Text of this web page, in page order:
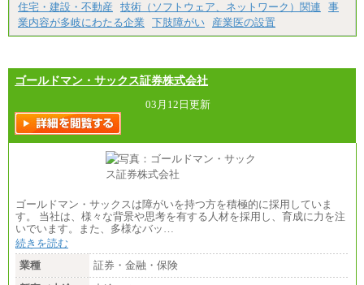
住宅・建設・不動産
技術（ソフトウェア、ネットワーク）関連
事
業内容が多岐にわたる企業
下肢障がい 産業医の設置
ゴールドマン・サックス証券株式会社
03月12日更新
ゴールドマン・サックスは障がいを持つ方を積極的に採用していま
す。 当社は、様々な背景や思考を有する人材を採用し、育成に力を注
いでいます。また、多様なバッ…
続きを読む
業種
証券・金融・保険